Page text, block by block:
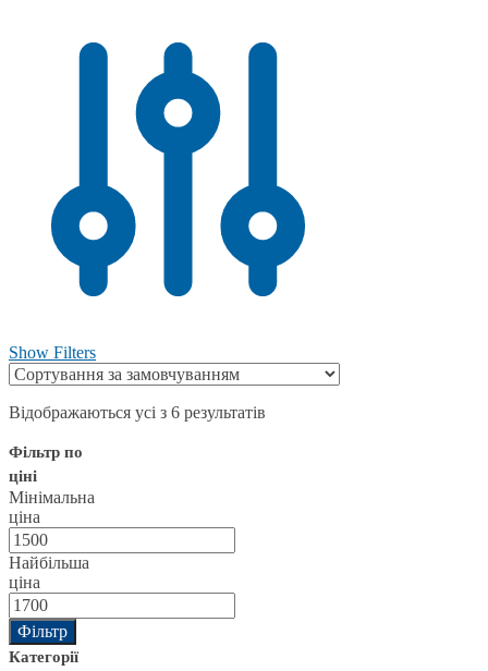
Show Filters
Відображаються усі з 6 результатів
Фільтр по
ціні
Мінімальна
ціна
Найбільша
ціна
Фільтр
Категорії